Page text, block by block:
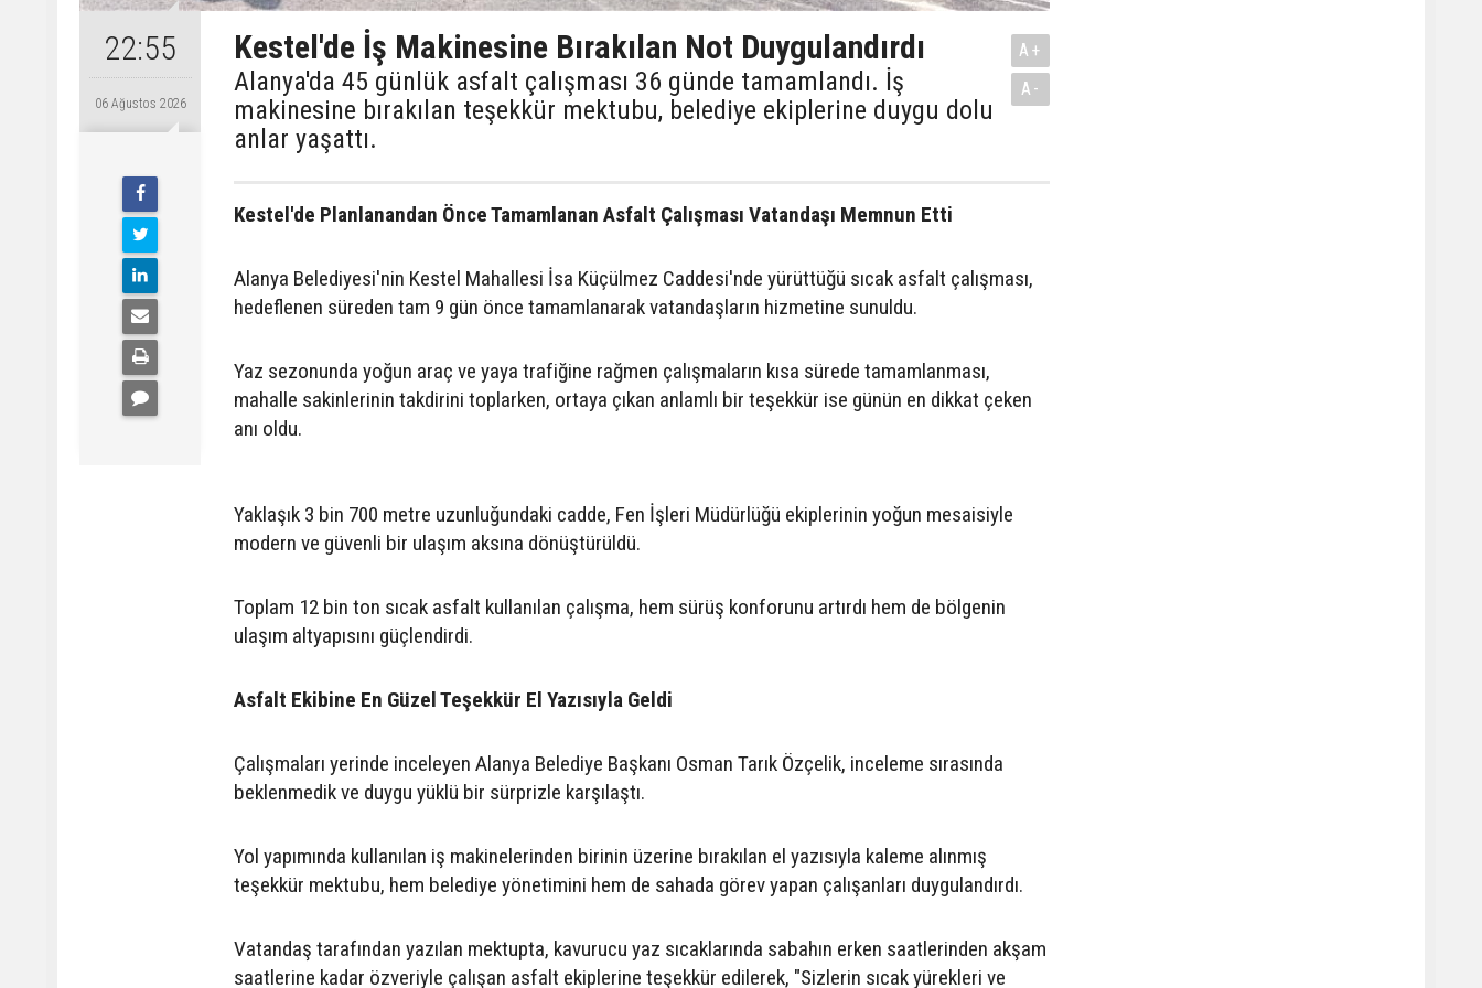
22:55
06 Ağustos 2026
Kestel'de İş Makinesine Bırakılan Not Duygulandırdı
Alanya'da 45 günlük asfalt çalışması 36 günde tamamlandı. İş
makinesine bırakılan teşekkür mektubu, belediye ekiplerine duygu dolu
anlar yaşattı.
A+
A-
Kestel'de Planlanandan Önce Tamamlanan Asfalt Çalışması Vatandaşı Memnun Etti
Alanya Belediyesi'nin Kestel Mahallesi İsa Küçülmez Caddesi'nde yürüttüğü sıcak asfalt çalışması,
hedeflenen süreden tam 9 gün önce tamamlanarak vatandaşların hizmetine sunuldu.
Yaz sezonunda yoğun araç ve yaya trafiğine rağmen çalışmaların kısa sürede tamamlanması,
mahalle sakinlerinin takdirini toplarken, ortaya çıkan anlamlı bir teşekkür ise günün en dikkat çeken
anı oldu.
Yaklaşık 3 bin 700 metre uzunluğundaki cadde, Fen İşleri Müdürlüğü ekiplerinin yoğun mesaisiyle
modern ve güvenli bir ulaşım aksına dönüştürüldü.
Toplam 12 bin ton sıcak asfalt kullanılan çalışma, hem sürüş konforunu artırdı hem de bölgenin
ulaşım altyapısını güçlendirdi.
Asfalt Ekibine En Güzel Teşekkür El Yazısıyla Geldi
Çalışmaları yerinde inceleyen Alanya Belediye Başkanı Osman Tarık Özçelik, inceleme sırasında
beklenmedik ve duygu yüklü bir sürprizle karşılaştı.
Yol yapımında kullanılan iş makinelerinden birinin üzerine bırakılan el yazısıyla kaleme alınmış
teşekkür mektubu, hem belediye yönetimini hem de sahada görev yapan çalışanları duygulandırdı.
Vatandaş tarafından yazılan mektupta, kavurucu yaz sıcaklarında sabahın erken saatlerinden akşam
saatlerine kadar özveriyle çalışan asfalt ekiplerine teşekkür edilerek, "Sizlerin sıcak yürekleri ve